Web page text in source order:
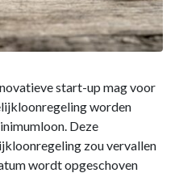
start-up mag voor
worden
Deze
zou vervallen
wordt opgeschoven